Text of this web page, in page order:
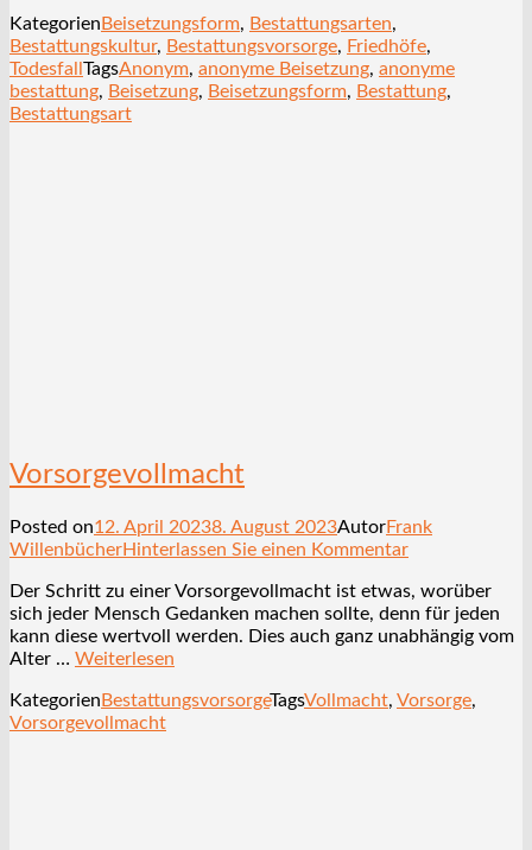
KategorienBeisetzungsform, Bestattungsarten,
Bestattungskultur, Bestattungsvorsorge, Friedhöfe,
TodesfallTagsAnonym, anonyme Beisetzung, anonyme
bestattung, Beisetzung, Beisetzungsform, Bestattung,
Bestattungsart
Vorsorgevollmacht
Posted on12. April 20238. August 2023AutorFrank
WillenbücherHinterlassen Sie einen Kommentar
Der Schritt zu einer Vorsorgevollmacht ist etwas, worüber
sich jeder Mensch Gedanken machen sollte, denn für jeden
kann diese wertvoll werden. Dies auch ganz unabhängig vom
Alter … Weiterlesen
Kategorien BestattungsvorsorgeTagsVollmacht, Vorsorge,
Vorsorgevollmacht